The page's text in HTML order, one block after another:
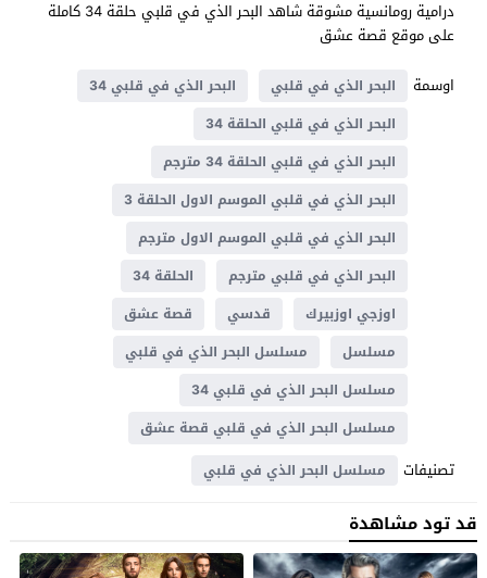
درامية رومانسية مشوقة شاهد البحر الذي في قلبي حلقة 34 كاملة
على موقع قصة عشق
اوسمة
البحر الذي في قلبي
البحر الذي في قلبي 34
البحر الذي في قلبي الحلقة 34
البحر الذي في قلبي الحلقة 34 مترجم
البحر الذي في قلبي الموسم الاول الحلقة 3
البحر الذي في قلبي الموسم الاول مترجم
البحر الذي في قلبي مترجم
الحلقة 34
اوزجي اوزبيرك
قدسي
قصة عشق
مسلسل
مسلسل البحر الذي في قلبي
مسلسل البحر الذي في قلبي 34
مسلسل البحر الذي في قلبي قصة عشق
تصنيفات مسلسل البحر الذي في قلبي
قد تود مشاهدة